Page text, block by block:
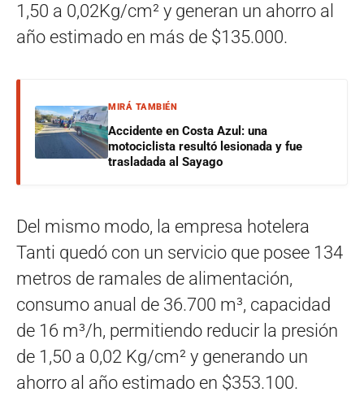
1,50 a 0,02Kg/cm² y generan un ahorro al
año estimado en más de $135.000.
MIRÁ TAMBIÉN
Accidente en Costa Azul: una
motociclista resultó lesionada y fue
trasladada al Sayago
Del mismo modo, la empresa hotelera
Tanti quedó con un servicio que posee 134
metros de ramales de alimentación,
consumo anual de 36.700 m³, capacidad
de 16 m³/h, permitiendo reducir la presión
de 1,50 a 0,02 Kg/cm² y generando un
ahorro al año estimado en $353.100.